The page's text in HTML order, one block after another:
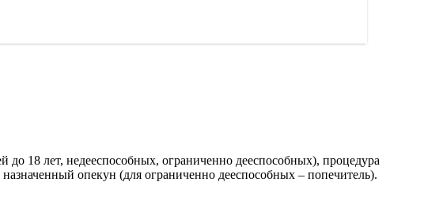
18 лет, недееспособных, ограниченно дееспособных), процедура
опекун (для ограниченно дееспособных – попечитель).